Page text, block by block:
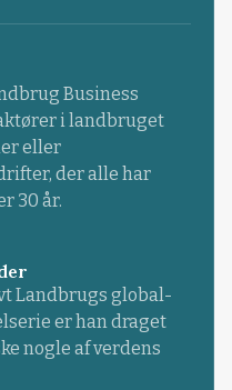
Business
i landbruget
eller
der alle har
30 år.
Landbrugs global-
er han draget
nogle af verdens